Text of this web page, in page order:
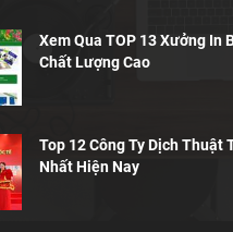
Xem Qua TOP 13 Xưởng In
Chất Lượng Cao
Top 12 Công Ty Dịch Thuật
Nhất Hiện Nay